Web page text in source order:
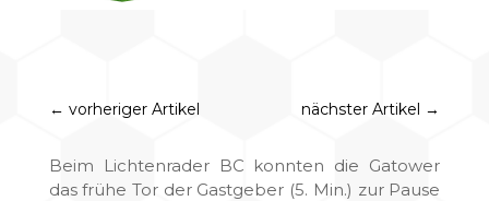
← vorheriger Artikel nächster Artikel →
Beim Lichtenrader BC konnten die Gatower
das frühe Tor der Gastgeber (5. Min.) zur Pause